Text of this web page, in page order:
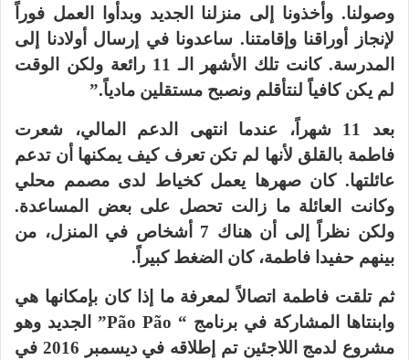
وصولنا. وأخذونا إلى منزلنا الجديد وبدأوا العمل فوراً
لإنجاز أوراقنا وإقامتنا. ساعدونا في إرسال أولادنا إلى
المدرسة. كانت تلك الأشهر الـ 11 رائعة ولكن الوقت
لم يكن كافياً لنتأقلم ونصبح مستقلين مادياً.”
بعد 11 شهراً، عندما انتهى الدعم المالي، شعرت
فاطمة بالقلق لأنها لم تكن تعرف كيف يمكنها أن تدعم
عائلتها. كان صهرها يعمل كخياط لدى مصمم محلي
وكانت العائلة ما زالت تحصل على بعض المساعدة.
ولكن نظراً إلى أن هناك 7 أشخاص في المنزل، من
بينهم حفيدا فاطمة، كان الضغط كبيراً.
ثم تلقت فاطمة اتصالاً لمعرفة ما إذا كان بإمكانها هي
وابنتاها المشاركة في برنامج “ Pão Pão” الجديد وهو
مشروع لدمج اللاجئين تم إطلاقه في ديسمبر 2016 في